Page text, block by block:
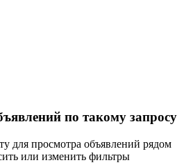
по такому запросу
для просмотра объявлений рядом
или изменить фильтры